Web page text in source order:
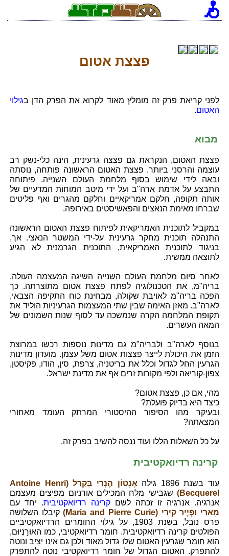
פצצת אטום
לפני קריאת פרק זה מומלץ מאוד לקרוא את הפרק הדן בגילוי
האטום.
מבוא
פצצת האטום, הנקראת גם פצצה גרעינית, הינה כלי-נשק רב
עוצמה והרסני ביותר. פצצת האטום הראשונה פותחה, נוסתה
ובאה לידי שימוש בסוף מלחמת העולם השנייה. פיתוחה
התבצע על אדמת ארה"ב ועל ידי מיטב המוחות המדעיים של
אותה תקופה, חלקם אמריקאיים וחלקם מהגרים ואף פליטים
שברחו מאימת הנאצים והפאשיסטים באירופה.
במקביל לתוכנית האמריקאית לפיתוח פצצת האטום הראשונה
התנהלה תוכנית מחקר גרעינית על-ידי המשטר הנאצי. אך,
בניגוד לתוכנית האמריקאית, התוכנית הגרמנית לא הגיע
לתוצאה ממשית.
לאחר סיום מלחמת העולם השנייה השיגה המעצמה העולה,
בריה"מ, את הטכנולוגיה לפתח פצצת אטום מתוצרתה. כך
הפכה בריה"מ לאויבת שקולה, מבחינת כוח התקיפה הצבאי,
לארה"ב. מאזן האימה שבין שתי המעצמות הגרעיניות הוליד את
תקופת המלחמה הקרה שנמשכה עד לסוף שנות השמונים של
המאה העשרים.
בנוסף לארה"ב ולבריה"מ גם מדינות נוספות רכשו במרוצת
הזמן את היכולת לייצר פצצות אטום משל עצמן. מועדון מדינות
הגרעין החל לגדול וכלל את בריטניה, צרפת, סין, הודו, פקיסטן,
צפון-קוריאה ולפי מקורות זרים אף את מדינת ישראל.
מהי, אם כן, פצצת אטום?
כיצד היא בדיוק פועלת?
ובעיקר מהו הסיפור ההיסטורי המרתק העומד מאחורי
המצאתה?
על כל השאלות הללו ועוד ננסה להשיב בפרק זה.
קרינה רדיואקטיבית
עוד בשנת 1896 גילה
אָנְטוֹן הֶנְרִי בָּקַרֵל (Antoine Henri
Becquerel)
שגבישי מלח המכילים אורניום מפיצים מעצמם
אנרגיה. אנרגיה זו זכתה לשם קרינה רדיואקטיבית. יחד עם
מָארִי ופְּיֶיר קִירִי (Maria and Pierre Curie)
קיבלו השלושה
פרס נובל, בשנת 1903, על גילוי החומרים הרדיואקטיביים
הפולטים קרינה רדיואקטיבית. חומר רדיואקטיבי, כמו האוּרָנְיוּם,
הוא חומר שגרעין האטום שלו גדול מאוד ולכן גם אינו יציב ונוטה
להתפרק. האטום הגדול של חומר רדיואקטיבי נוטה להתפרק